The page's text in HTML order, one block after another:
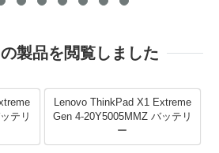
製品を閲覧しました
テリ
Lenovo ThinkPad X1 Extreme
Gen 4-20Y5005MMZ バッテリ
ー